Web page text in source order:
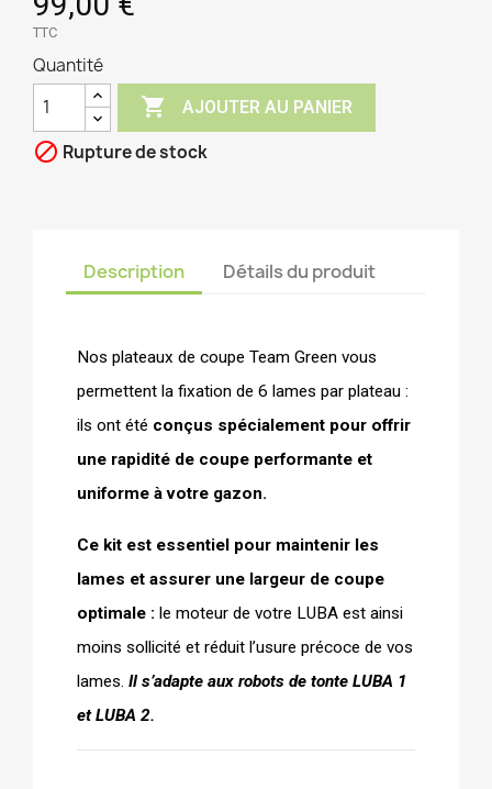
TTC
Quantité
 AJOUTER AU PANIER
 Rupture de stock
Description Détails du produit
Nos plateaux de coupe Team Green vous
permettent la fixation de 6 lames par plateau :
ils ont été conçus spécialement pour offrir
une rapidité de coupe performante et
uniforme à votre gazon.
Ce kit est essentiel pour maintenir les
lames et assurer une largeur de coupe
optimale : le moteur de votre LUBA est ainsi
moins sollicité et réduit l’usure précoce de vos
lames. Il s’adapte aux robots de tonte LUBA 1
et LUBA 2.